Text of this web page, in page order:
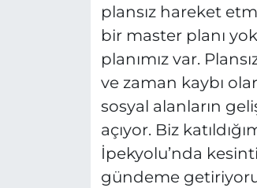
plansız hareket
bir master planı
planımız var.
ve zaman kaybı
sosyal alanların
açıyor. Biz
İpekyolu’nda
gündeme